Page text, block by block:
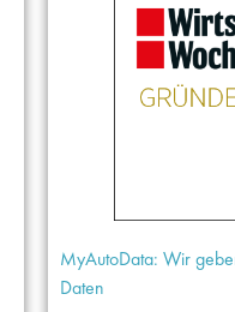
MyAutoData: Wir
Daten